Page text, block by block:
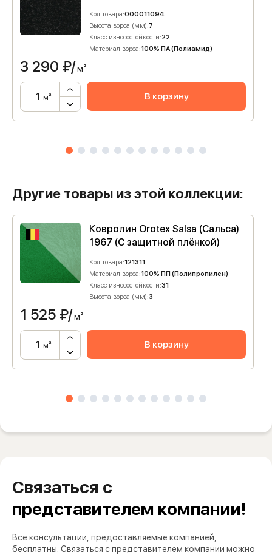
Код товара:000011094
Высота ворса (мм):7
Класс износостойкости:22
Материал ворса:100% ПА (Полиамид)
3 290 ₽/м²
м² В корзину
Другие товары из этой коллекции:
Ковролин Orotex Salsa (Сальса)
1967 (C защитной плёнкой)
Код товара:121311
Материал ворса:100% ПП (Полипропилен)
Класс износостойкости:31
Высота ворса (мм):3
1 525 ₽/м²
м² В корзину
Связаться с
представителем компании!
Все консультации, предоставляемые компанией,
бесплатны. Связаться с представителем компании можно